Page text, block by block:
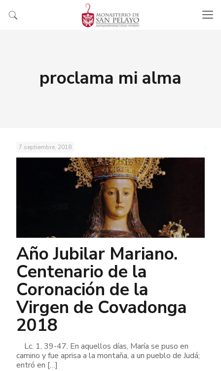
proclama mi alma
7 septiembre, 2018
Año Jubilar Mariano.
Centenario de la
Coronación de la
Virgen de Covadonga
2018
Lc. 1, 39-47. En aquellos días, María se puso en
camino y fue aprisa a la montaña, a un pueblo de Judá;
entró en […]